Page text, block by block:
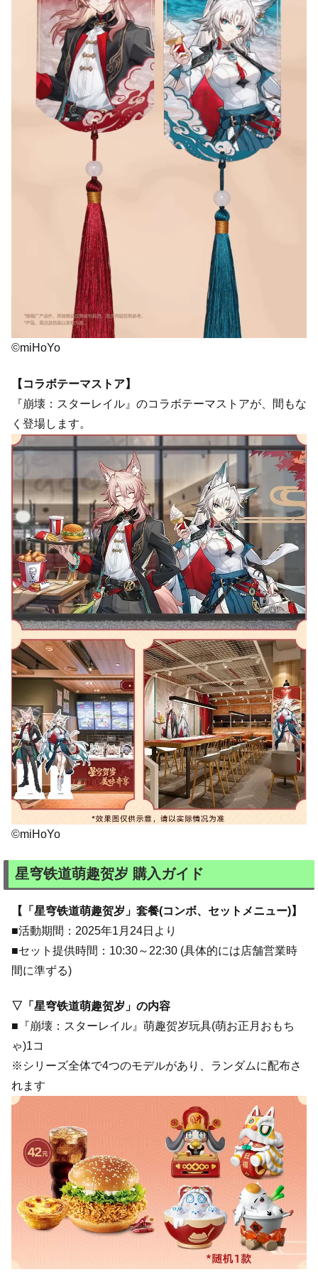
©miHoYo
【コラボテーマストア】
『崩壊：スターレイル』のコラボテーマストアが、間もな
く登場します。
©miHoYo
星穹铁道萌趣贺岁 購入ガイド
【「星穹铁道萌趣贺岁」套餐(コンボ、セットメニュー)】
■活動期間：2025年1月24日より
■セット提供時間：10:30～22:30 (具体的には店舗営業時
間に準ずる)
▽「星穹铁道萌趣贺岁」の内容
■『崩壊：スターレイル』萌趣贺岁玩具(萌お正月おもち
ゃ)1コ
※シリーズ全体で4つのモデルがあり、ランダムに配布さ
れます